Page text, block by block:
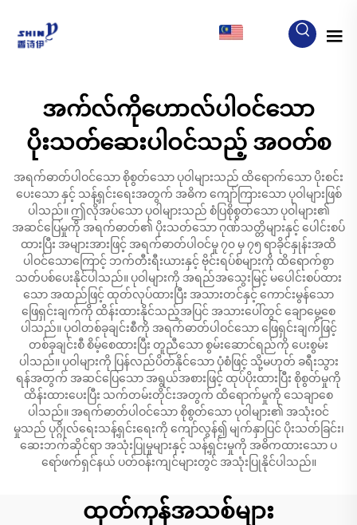
အက်လ်ကိုဟောလ်ပါဝင်သော
ပိုးသတ်ဆေးပါဝင်သည့် အဝတ်စ
အရက်ဓာတ်ပါဝင်သော စိုစွတ်သော ပုဝါများသည် ထိရောက်သော ပိုးစင်း
ပေးသော နှင့် သန့်ရှင်းရေးအတွက် အဓိက ကျော်ကြားသော ပုဝါများဖြစ်
ပါသည်။ ဤလိုအပ်သော ပုဝါများသည် စံပြစိုစွတ်သော ပုဝါများ၏
အဆင်ပြေမှုကို အရက်ဓာတ်၏ ပိုးသတ်သော ဂုဏ်သတ္တိများနှင့် ပေါင်းစပ်
ထားပြီး အများအားဖြင့် အရက်ဓာတ်ပါဝင်မှု ၇၀ မှ ၇၅ ရာခိုင်နှုန်းအထိ
ပါဝင်သောကြောင့် ဘက်တီးရီးယားနှင့် ဗိုင်းရပ်စ်များကို ထိရောက်စွာ
သတ်ပစ်ပေးနိုင်ပါသည်။ ပုဝါများကို အရည်အသွေးမြင့် မပေါင်းစပ်ထား
သော အထည်ဖြင့် ထုတ်လုပ်ထားပြီး အသားတင်နှင့် ကောင်းမွန်သော
ဖြေရှင်းချက်ကို ထိန်းထားနိုင်သည့်အပြင် အသားပေါ်တွင် ချောမွေ့စေ
ပါသည်။ ပုဝါတစ်ခုချင်းစီကို အရက်ဓာတ်ပါဝင်သော ဖြေရှင်းချက်ဖြင့်
တစ်ခုချင်းစီ စိမ့်စေထားပြီး တူညီသော စွမ်းဆောင်ရည်ကို ပေးစွမ်း
ပါသည်။ ပုဝါများကို ပြန်လည်ပိတ်နိုင်သော ပုံစံဖြင့် သို့မဟုတ် ခရီးသွား
ရန်အတွက် အဆင်ပြေသော အရွယ်အစားဖြင့် ထုပ်ပိုးထားပြီး စိုစွတ်မှုကို
ထိန်းထားပေးပြီး သက်တမ်းတိုင်းအတွက် ထိရောက်မှုကို သေချာစေ
ပါသည်။ အရက်ဓာတ်ပါဝင်သော စိုစွတ်သော ပုဝါများ၏ အသုံးဝင်
မှုသည် ပုဂ္ဂိုလ်ရေးသန့်ရှင်းရေးကို ကျော်လွန်၍ မျက်နှာပြင် ပိုးသတ်ခြင်း၊
ဆေးဘက်ဆိုင်ရာ အသုံးပြုမှုများနှင့် သန့်ရှင်းမှုကို အဓိကထားသော ပ
ရော်ဖက်ရှင်နယ် ပတ်ဝန်းကျင်များတွင် အသုံးပြုနိုင်ပါသည်။
ထုတ်ကုန်အသစ်များ